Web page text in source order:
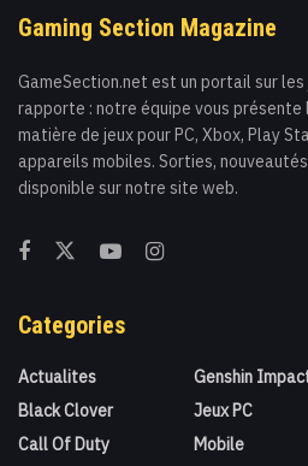
Gaming Section Magazine
GameSection.net est un portail sur
rapporte : notre équipe vous présente
matière de jeux pour PC, Xbox, Play
appareils mobiles. Sorties,
disponible sur notre site web.
Categories
Actualites
Black Clover
Call Of Duty
Genshin
Jeux PC
Mobile